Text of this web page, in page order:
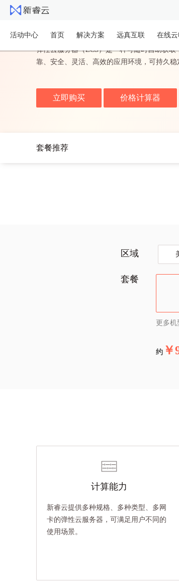
活动中心 首页 解决方案 远真互联 在线
弹性云服务器（ECS）是一种可随时自助获
靠、安全、灵活、高效的应用环境，可持久稳
立即购买 价格计算器
套餐推荐
区域
套餐
更多
约 ￥
计算能力
新睿云提供多种规格、多种类型、多网
卡的弹性云服务器，可满足用户不同的
使用场景。